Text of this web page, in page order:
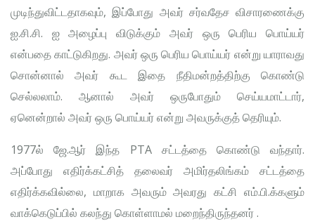
முடிந்துவிட்டதாகவும், இப்போது அவர் சர்வதேச விசாரணைக்கு
ஐ.சி.சி. ஐ அழைப்பு விடுக்கும் அவர் ஒரு பெரிய பொய்யர்
என்பதை காட்டுகிறது. அவர் ஒரு பெரிய பொய்யர் என்று யாராவது
சொன்னால் அவர் கூட இதை நீதிமன்றத்திற்கு கொண்டு
செல்லலாம். ஆனால் அவர் ஒருபோதும் செய்யமாட்டார்,
ஏனென்றால் அவர் ஒரு பொய்யர் என்று அவருக்குத் தெரியும்.
1977ல் ஜே.ஆர் இந்த PTA சட்டத்தை கொண்டு வந்தார்.
அப்போது எதிர்க்கட்சித் தலைவர் அமிர்தலிங்கம் சட்டத்தை
எதிர்க்கவில்லை, மாறாக அவரும் அவரது கட்சி எம்.பி.க்களும்
வாக்கெடுப்பில் கலந்து கொள்ளாமல் மறைந்திருந்தனர் .